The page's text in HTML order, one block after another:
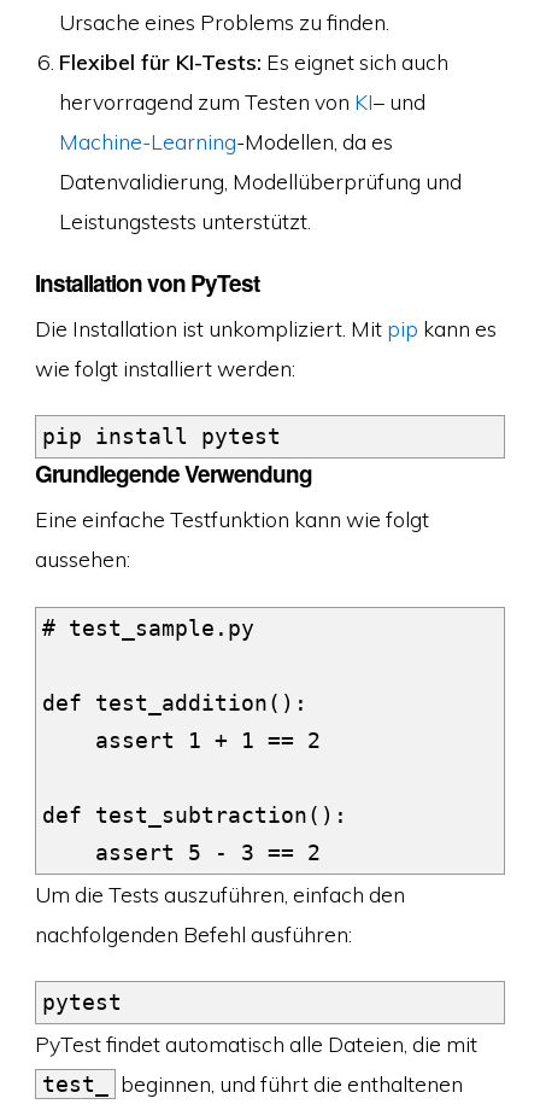
Ursache eines Problems zu finden.
Flexibel für KI-Tests: Es eignet sich auch
hervorragend zum Testen von KI– und
Machine-Learning-Modellen, da es
Datenvalidierung, Modellüberprüfung und
Leistungstests unterstützt.
Installation von PyTest
Die Installation ist unkompliziert. Mit pip kann es
wie folgt installiert werden:
Grundlegende Verwendung
Eine einfache Testfunktion kann wie folgt
aussehen:
# test_sample.py
def test_addition():
def test_subtraction():
Um die Tests auszuführen, einfach den
nachfolgenden Befehl ausführen:
PyTest findet automatisch alle Dateien, die mit
test_
beginnen, und führt die enthaltenen